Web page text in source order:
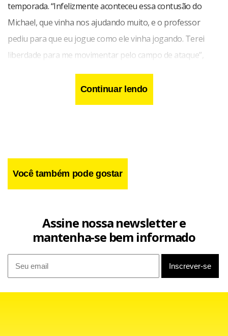
temporada. “Infelizmente aconteceu essa contusão do
Michael, que vinha nos ajudando muito, e o professor
pediu para que eu jogue como ele vinha jogando. Terei
liberdade para me movimentar pelo campo de ataque”,
Continuar lendo
Você também pode gostar
Assine nossa newsletter e
mantenha-se bem informado